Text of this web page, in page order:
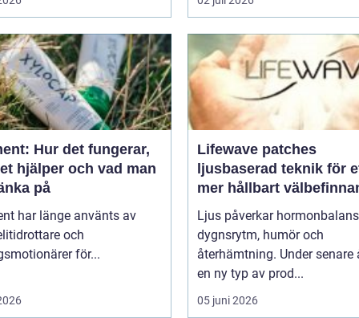
Hur det fungerar,
hjälper och vad man
på
har länge använts av
och
för...
Lifewave patches
ljusbaserad teknik för
mer hållbart
Ljus påverkar
dygnsrytm, humör och
återhämtning. Under senare
en ny typ av prod...
05 juni 2026